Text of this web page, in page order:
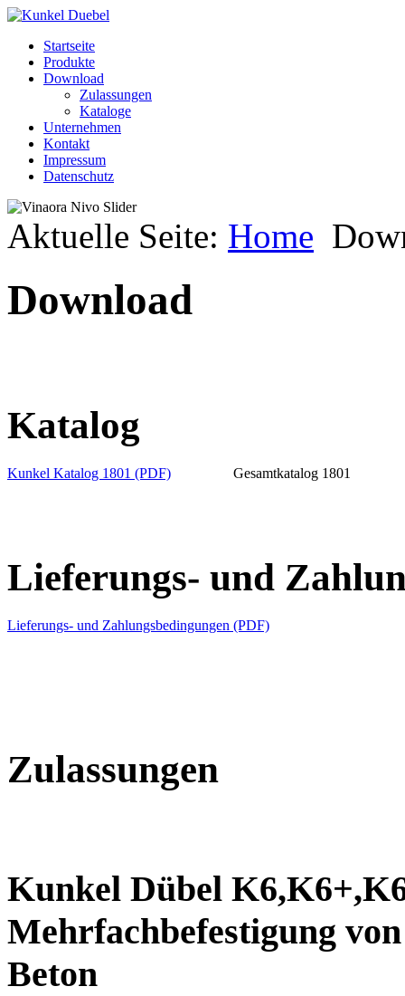
Startseite
Produkte
Download
Zulassungen
Kataloge
Unternehmen
Kontakt
Impressum
Datenschutz
Aktuelle Seite: Home
Download
Katalog
Kunkel Katalog 1801 (PDF) Gesamtkatalog 1801
Lieferungs- und
Lieferungs- und Zahlungsbedingungen (PDF)
Zulassungen
Kunkel Dübel
Mehrfachbefestigung
Beton